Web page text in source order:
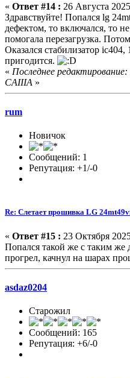
« Ответ #14 : 26 Августа
Здравствуйте! Попался lg
дефектом, то включался, то
помогала перезагрузка.
Оказался стабилизатор
пригодится.
« Последнее
CAIIIA »
rum
Новичок
Сообщений: 1
Репутация: +1/-0
Re: Слетает прошивка LG
« Ответ #15 : 23 Октября
Попался такой же с таким
прогрел, качнул на шарах
asdaz0204
Старожил
Сообщений: 165
Репутация: +6/-0